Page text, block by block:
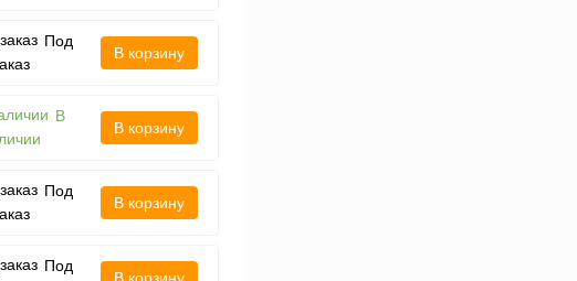
Под
В корзину
В
В корзину
Под
В корзину
Под